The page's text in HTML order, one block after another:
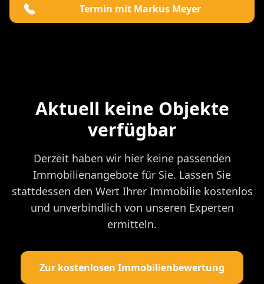
Termin mit Markus Meyer
Aktuell keine Objekte
verfügbar
Derzeit haben wir hier keine passenden
Immobilienangebote für Sie. Lassen Sie
stattdessen den Wert Ihrer Immobilie kostenlos
und unverbindlich von unseren Experten
ermitteln.
Zur kostenlosen Immobilienbewertung